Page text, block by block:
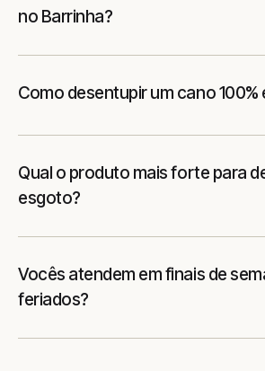
no Barrinha?
Como desentupir um cano 100%
Qual o produto mais forte para
esgoto?
Vocês atendem em finais de
feriados?